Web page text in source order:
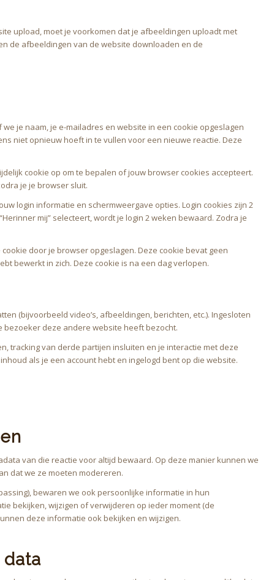
upload, moet je voorkomen dat je afbeeldingen uploadt met
de afbeeldingen van de website downloaden en de
je naam, je e-mailadres en website in een cookie opgeslagen
niet opnieuw hoeft in te vullen voor een nieuwe reactie. Deze
cookie op om te bepalen of jouw browser cookies accepteert.
je je browser sluit.
login informatie en schermweergave opties. Login cookies zijn 2
mij” selecteert, wordt je login 2 weken bewaard. Zodra je
door je browser opgeslagen. Deze cookie bevat geen
bewerkt in zich. Deze cookie is na een dag verlopen.
(bijvoorbeeld video’s, afbeeldingen, berichten, etc.). Ingesloten
deze andere website heeft bezocht.
tracking van derde partijen insluiten en je interactie met deze
als je een account hebt en ingelogd bent op die website.
van die reactie voor altijd bewaard. Op deze manier kunnen we
dat we ze moeten modereren.
bewaren we ook persoonlijke informatie in hun
bekijken, wijzigen of verwijderen op ieder moment (de
deze informatie ook bekijken en wijzigen.